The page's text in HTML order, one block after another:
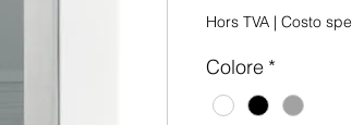
Hors TVA | Costo
Colore *